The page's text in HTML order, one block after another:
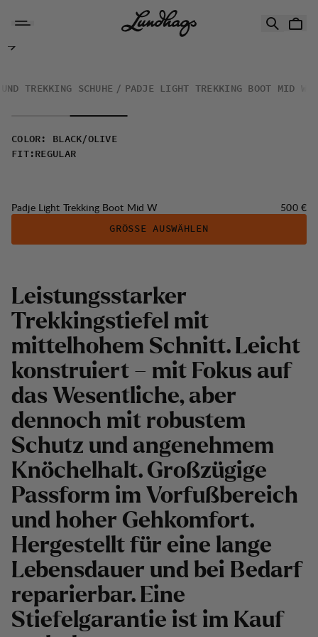
Padje Light Trekking Boot Mid W
TREKKING SCHUHE PADJE LIGHT TREKKING BOOT MID W
COLOR :
BLACK/OLIVE
FIT: REGULAR
Padje Light Trekking Boot Mid W Preis:
500 €
GRÖSSE AUSWÄHLEN
Leistungsstarker
Trekkingstiefel mit
mittelhohem Schnitt. Leicht
konstruiert – mit Fokus auf
das Wesentliche, aber
dennoch mit robustem
Schutz und angenehmem
Knöchelhalt. Großzügige
Passform im Vorfußbereich
und hoher Gehkomfort.
Hergestellt für eine lange
Lebensdauer und bei Bedarf
reparierbar. Eine
Stiefelgarantie ist im Kauf